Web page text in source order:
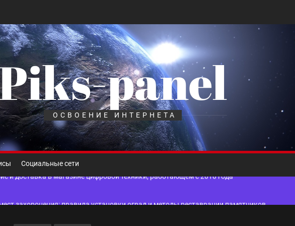
panel
ОСВОЕНИЕ ИНТЕРНЕТА
Социальные сети
принципы работы, риски и способы хранения криптовалют
для ногтевого сервиса, наращивания ресниц и депиляции
оптимизации для коммерческих веб-ресурсов
и доставка в магазине цифровой техники, работающем с 2010 года